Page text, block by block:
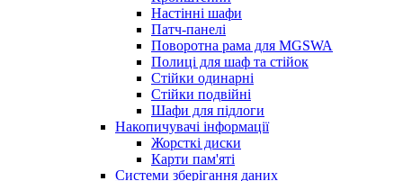
Настінні шафи
Патч-панелі
Поворотна рама для MGSWA
Полиці для шаф та стійок
Стійки одинарні
Стійки подвійні
Шафи для підлоги
Накопичувачі інформації
Жорсткі диски
Карти пам'яті
Системи зберігання даних